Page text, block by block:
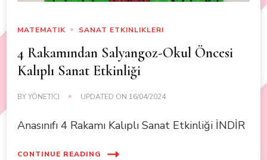
MATEMATIK SANAT ETKINLIKLERI
4 Rakamından Salyangoz-Okul Öncesi
Kalıplı Sanat Etkinliği
BYYÖNETICI UPDATED ON 16/04/2024
Anasınıfı 4 Rakamı Kalıplı Sanat Etkinliği İNDİR
CONTINUE READING